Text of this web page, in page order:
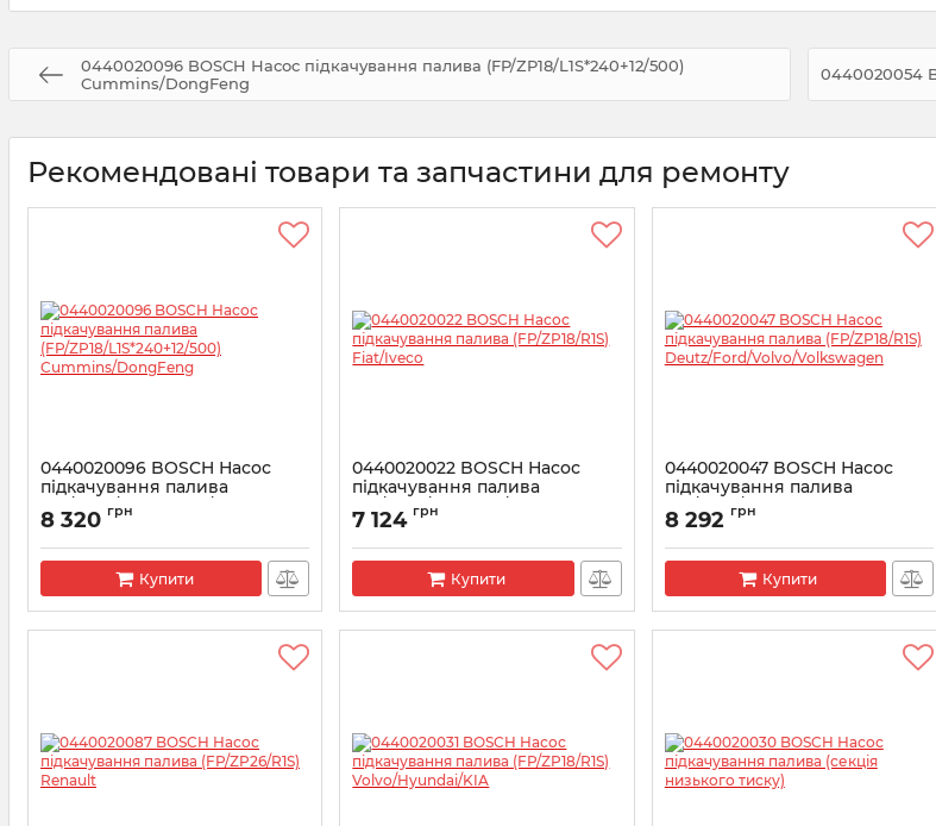
0440020096 BOSCH Насос підкачування палива (FP/ZP18/L1S*240+12/500)
Cummins/DongFeng
0440020054
Рекомендовані товари та запчастини для ремонту
0440020096 BOSCH Насос
підкачування палива
(FP/ZP18/L1S*240+12/500)
Cummins/DongFeng
Артикул: 0440020096
8 320 грн
Купити
0440020022 BOSCH Насос
підкачування палива
(FP/ZP18/R1S) Fiat/Iveco
Артикул:
7 124 грн
Купити
0440020047 BOSCH Насос
підкачування палива
(FP/ZP18/R1S)
Deutz/Ford/Volvo/Volkswagen
Артикул: 0440020047
8 292 грн
Купити